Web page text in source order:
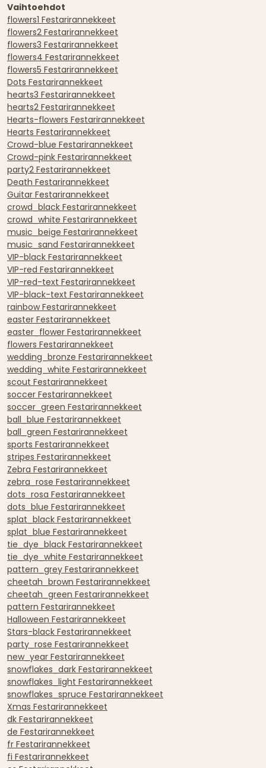
Vaihtoehdot
flowers1 Festarirannekkeet
flowers2 Festarirannekkeet
flowers3 Festarirannekkeet
flowers4 Festarirannekkeet
flowers5 Festarirannekkeet
Dots Festarirannekkeet
hearts3 Festarirannekkeet
hearts2 Festarirannekkeet
Hearts-flowers Festarirannekkeet
Hearts Festarirannekkeet
Crowd-blue Festarirannekkeet
Crowd-pink Festarirannekkeet
party2 Festarirannekkeet
Death Festarirannekkeet
Guitar Festarirannekkeet
crowd_black Festarirannekkeet
crowd_white Festarirannekkeet
music_beige Festarirannekkeet
music_sand Festarirannekkeet
VIP-black Festarirannekkeet
VIP-red Festarirannekkeet
VIP-red-text Festarirannekkeet
VIP-black-text Festarirannekkeet
rainbow Festarirannekkeet
easter Festarirannekkeet
easter_flower Festarirannekkeet
flowers Festarirannekkeet
wedding_bronze Festarirannekkeet
wedding_white Festarirannekkeet
scout Festarirannekkeet
soccer Festarirannekkeet
soccer_green Festarirannekkeet
ball_blue Festarirannekkeet
ball_green Festarirannekkeet
sports Festarirannekkeet
stripes Festarirannekkeet
Zebra Festarirannekkeet
zebra_rose Festarirannekkeet
dots_rosa Festarirannekkeet
dots_blue Festarirannekkeet
splat_black Festarirannekkeet
splat_blue Festarirannekkeet
tie_dye_black Festarirannekkeet
tie_dye_white Festarirannekkeet
pattern_grey Festarirannekkeet
cheetah_brown Festarirannekkeet
cheetah_green Festarirannekkeet
pattern Festarirannekkeet
Halloween Festarirannekkeet
Stars-black Festarirannekkeet
party_rose Festarirannekkeet
new_year Festarirannekkeet
snowflakes_dark Festarirannekkeet
snowflakes_light Festarirannekkeet
snowflakes_spruce Festarirannekkeet
Xmas Festarirannekkeet
dk Festarirannekkeet
de Festarirannekkeet
fr Festarirannekkeet
fi Festarirannekkeet